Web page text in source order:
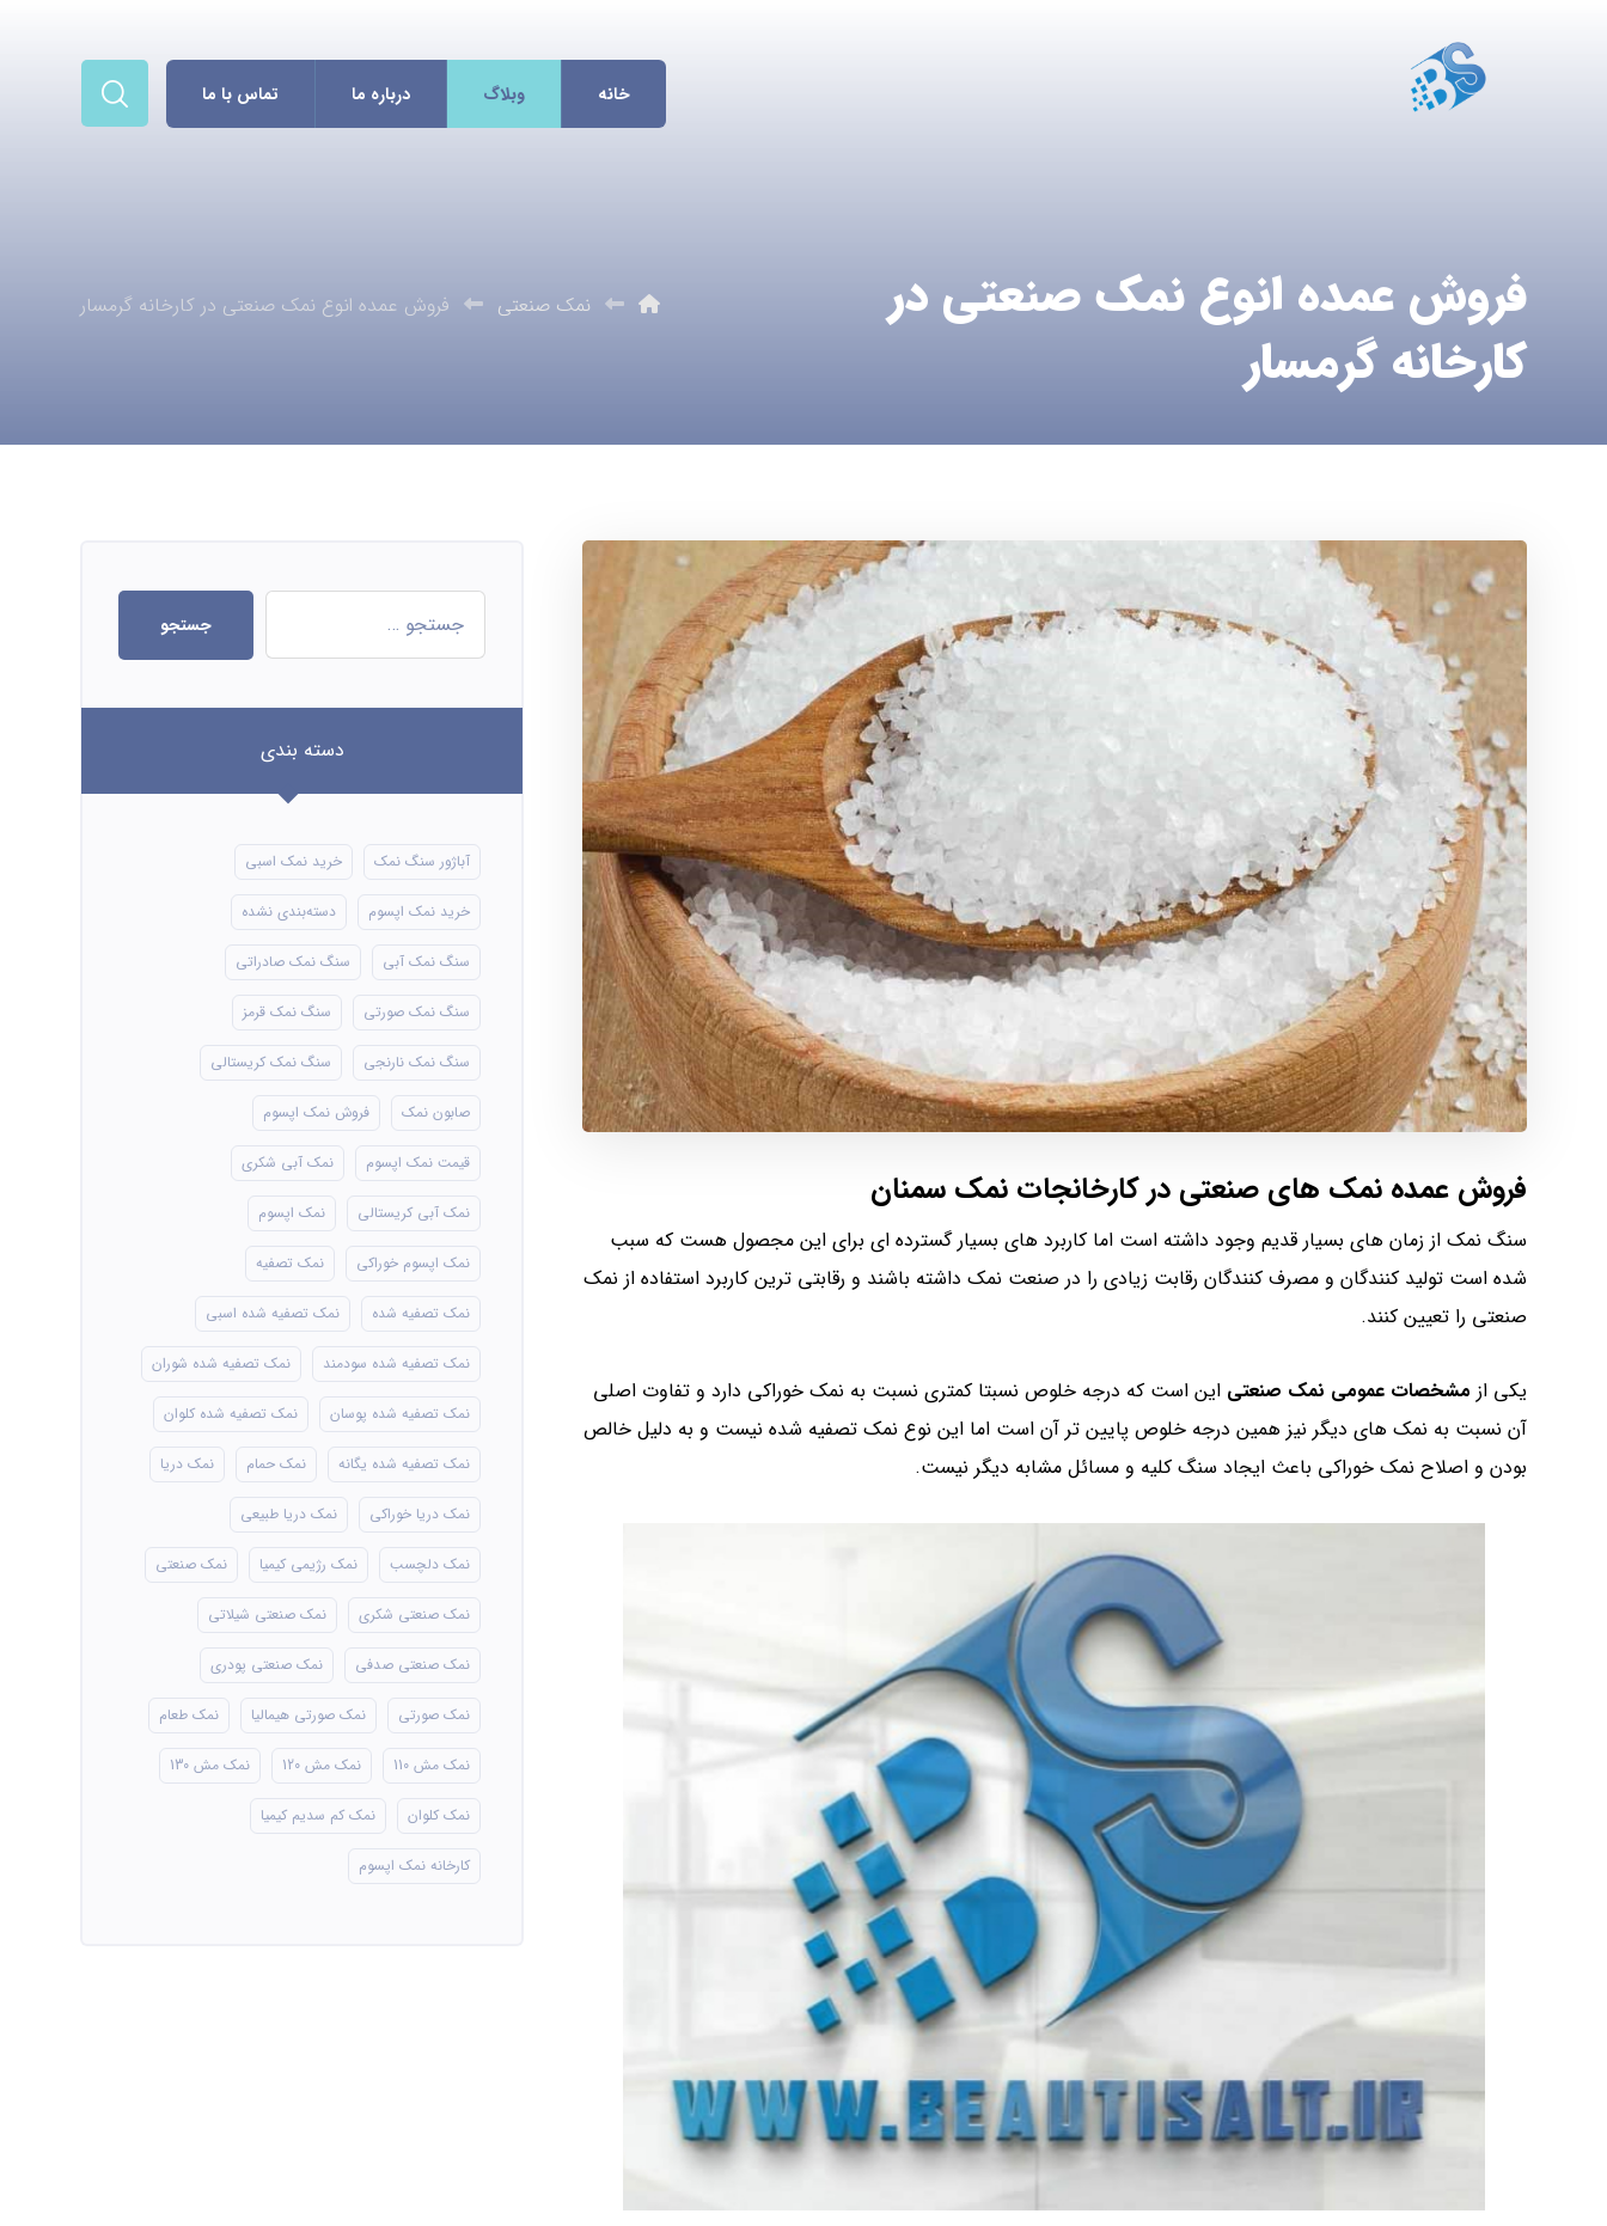
خانه وبلاگ درباره ما تماس با ما
فروش عمده انوع نمک صنعتی در
کارخانه گرمسار
نمک صنعتی فروش عمده انوع نمک صنعتی در کارخانه گرمسار
فروش عمده نمک های صنعتی در کارخانجات نمک سمنان
سنگ نمک از زمان های بسیار قدیم وجود داشته است اما کاربرد های بسیار گسترده ای برای این مجصول هست که سبب
شده است تولید کنندگان و مصرف کنندگان رقابت زیادی را در صنعت نمک داشته باشند و رقابتی ترین کاربرد استفاده از نمک
صنعتی را تعیین کنند.
یکی از مشخصات عمومی نمک صنعتی این است که درجه خلوص نسبتا کمتری نسبت به نمک خوراکی دارد و تفاوت اصلی
آن نسبت به نمک های دیگر نیز همین درجه خلوص پایین تر آن است اما این نوع نمک تصفیه شده نیست و به دلیل خالص
بودن و اصلاح نمک خوراکی باعث ایجاد سنگ کلیه و مسائل مشابه دیگر نیست.
جستجو
دسته بندی
آباژور سنگ نمک خرید نمک اسبی
خرید نمک اپسوم دسته‌بندی نشده
سنگ نمک آبی سنگ نمک صادراتی
سنگ نمک صورتی سنگ نمک قرمز
سنگ نمک نارنجی سنگ نمک کریستالی
صابون نمک فروش نمک اپسوم
قیمت نمک اپسوم نمک آبی شکری
نمک آبی کریستالی نمک اپسوم
نمک اپسوم خوراکی نمک تصفیه
نمک تصفیه شده نمک تصفیه شده اسبی
نمک تصفیه شده سودمند نمک تصفیه شده شوران
نمک تصفیه شده پوسان نمک تصفیه شده کلوان
نمک تصفیه شده یگانه نمک حمام نمک دریا
نمک دریا خوراکی نمک دریا طبیعی
نمک دلچسب نمک رژیمی کیمیا نمک صنعتی
نمک صنعتی شکری نمک صنعتی شیلاتی
نمک صنعتی صدفی نمک صنعتی پودری
نمک صورتی نمک صورتی هیمالیا نمک طعام
نمک مش 110 نمک مش 120 نمک مش 130
نمک کلوان نمک کم سدیم کیمیا
کارخانه نمک اپسوم